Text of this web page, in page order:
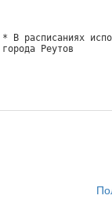
* В расписаниях
города Реутов